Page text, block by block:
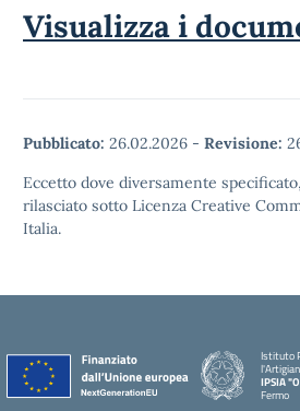
Visualizza i
Pubblicato: 26.02.2026 - Revisione:
Eccetto dove diversamente
rilasciato sotto Licenza Creative
Italia.
Istituto
IPSIA
Fermo